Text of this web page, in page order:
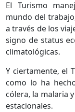
El Turismo
mundo del
a través de los
signo de status
climatológicas.
Y ciertamente, el
como lo ha
cólera, la malaria
estacionales.